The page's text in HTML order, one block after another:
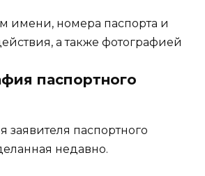
имени, номера паспорта и
а также фотографией
паспортного
заявителя паспортного
недавно.